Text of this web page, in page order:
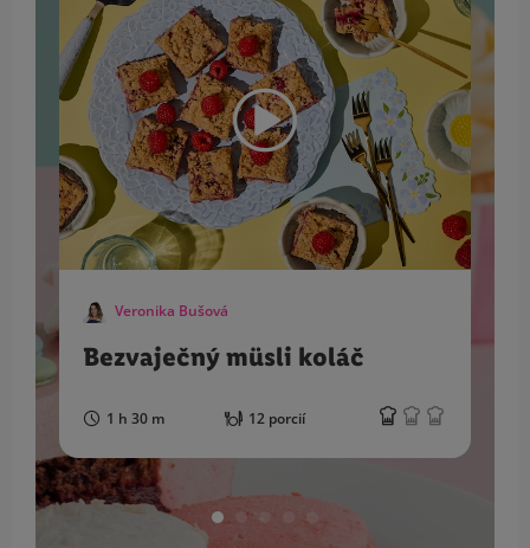
Veronika Bušová
Bezvaječný müsli koláč
1 h 30 m 12 porcií